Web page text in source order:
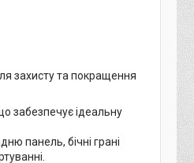
захисту та покращення
забезпечує ідеальну
панель, бічні грані